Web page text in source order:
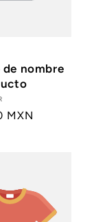
de nombre
MXN